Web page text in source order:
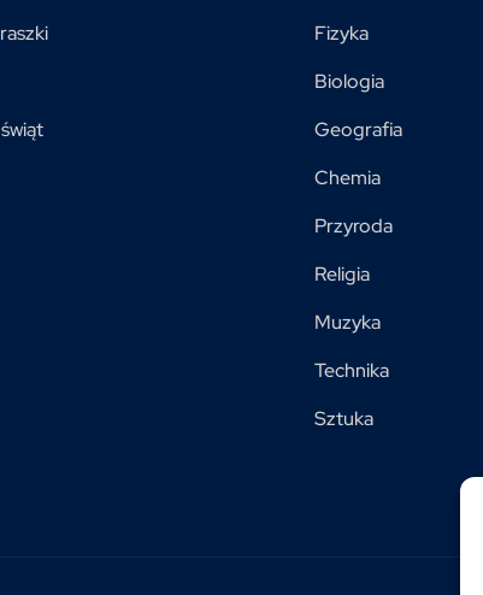
Fizyka
Biologia
Geografia
Chemia
Przyroda
Religia
Muzyka
Technika
Sztuka